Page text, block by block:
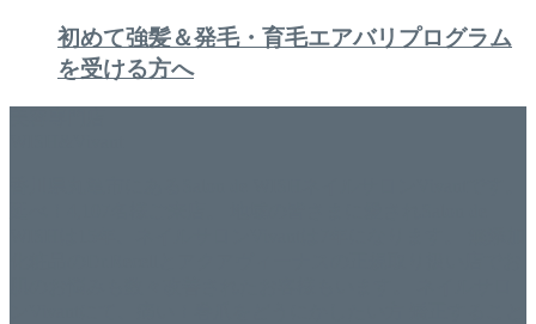
初めて強髪＆発毛・育毛エアバリプログラム
を受ける方へ